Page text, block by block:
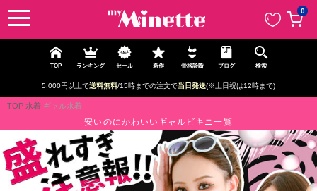
0
TOP ランキング セール 新作 骨格診断 ブログ 検索
新規登録で最大2500円OFF!
TOP 水着 ギャル水着
安いのにかわいいギャルビキニ一覧
ペー
ジト
ップ